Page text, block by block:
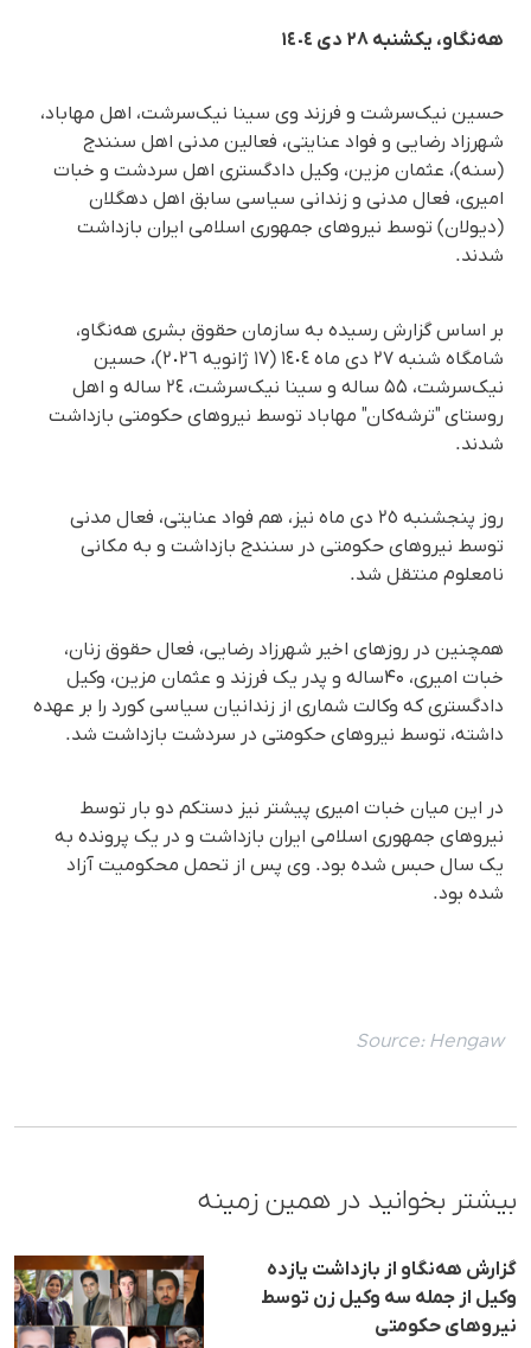
هه‌نگاو، یکشنبه ٢٨ دی ١٤٠٤
حسین نیک‌سرشت و فرزند وی سینا نیک‌سرشت، اهل مهاباد،
شهرزاد رضایی و فواد عنایتی، فعالین مدنی اهل سنندج
(سنه)، عثمان مزین، وکیل دادگستری اهل سردشت و خبات
امیری، فعال مدنی و زندانی سیاسی سابق اهل دهگلان
(دیولان) توسط نیروهای جمهوری اسلامی ایران بازداشت
شدند.
بر اساس گزارش رسیده به سازمان حقوق بشری هه‌نگاو،
شامگاه شنبه ٢٧ دی ماه ١٤٠٤ (١٧ ژانویه ٢٠٢٦)، حسین
نیک‌سرشت، ۵۵ ساله و سینا نیک‌سرشت، ٢٤ ساله و اهل
روستای "ترشه‌کان" مهاباد توسط نیروهای حکومتی بازداشت
شدند.
روز پنجشنبه ٢٥ دی ماه نیز، هم فواد عنایتی، فعال مدنی
توسط نیروهای حکومتی در سنندج بازداشت و بە مکانی
نامعلوم منتقل شد.
همچنین در روزهای اخیر شهرزاد رضایی، فعال حقوق زنان،
خبات امیری، ۴۰ساله و پدر یک فرزند و عثمان مزین، وکیل
دادگستری که وکالت شماری از زندانیان سیاسی کورد را بر عهده
داشته، توسط نیروهای حکومتی در سردشت بازداشت شد.
در این میان خبات امیری پیشتر نیز دستکم دو بار توسط
نیروهای جمهوری اسلامی ایران بازداشت و در یک پرونده به
یک سال حبس شده بود. وی پس از تحمل محکومیت آزاد
شده بود.
Source: Hengaw
بیشتر بخوانید در همین زمینه
گزارش هه‌نگاو از بازداشت یازده
وکیل از جمله سه وکیل زن توسط
نیروهای حکومتی